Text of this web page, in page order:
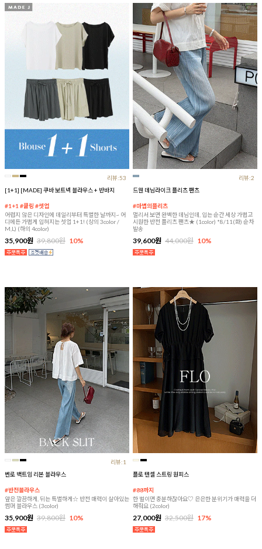
리뷰:53
[1+1] [MADE] 쿠바 보트넥 블라우스 + 반바지
#1+1 #쿨링 #셋업
어렵지 않은 디자인에 데일리부터 특별한 날까지~ 어
디에든 가볍게 입혀지는 셋업 1+1! (상의 3color /
M,L) (하의 4color)
35,900원 39,800원 10%
리뷰:2
드웬 데님라이크 플리츠 팬츠
#마법의플리츠
멀리서 보면 완벽한 데님인데, 입는 순간 세상 가볍고
시원한 반전 플리츠 팬츠★ (1color) *8/11(화) 순차
발송
39,600원 44,000원 10%
리뷰:1
벤로 백트임 리본 블라우스
#반전블라우스
앞은 깔끔하게, 뒤는 특별하게☆ 반전 매력이 살아있는
썸머 블라우스 (3color)
35,900원 39,800원 10%
플로 텐셀 스트링 원피스
#88까지
한 벌이면 충분하잖아요♡ 은은한 분위기가 매력을 더
해줘요 (2color)
27,000원 32,500원 17%